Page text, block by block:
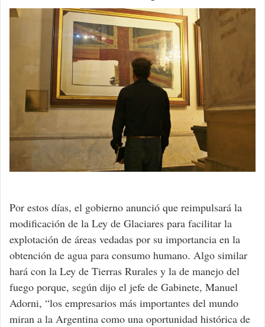
Por estos días, el gobierno anunció que reimpulsará la
modificación de la Ley de Glaciares para facilitar la
explotación de áreas vedadas por su importancia en la
obtención de agua para consumo humano. Algo similar
hará con la Ley de Tierras Rurales y la de manejo del
fuego porque, según dijo el jefe de Gabinete, Manuel
Adorni, “los empresarios más importantes del mundo
miran a la Argentina como una oportunidad histórica de